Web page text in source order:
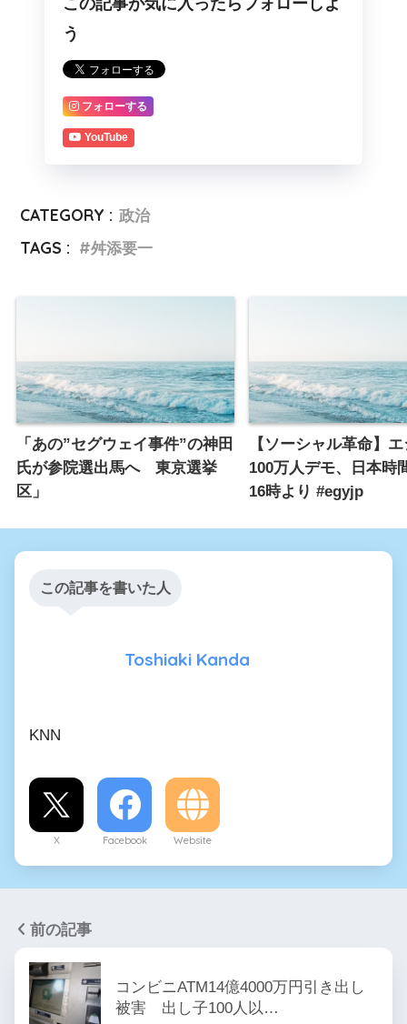
う
フォローする
YouTube
CATEGORY : 政治
TAGS :
舛添要一
「あの”セグウェイ事件”の神田
氏が参院選出馬へ 東京選挙
区」
【ソーシャル革命】
100万人デモ、日本時
16時より #egyjp
この記事を書いた人
Toshiaki Kanda
KNN
X Facebook Website
前の記事
コンビニATM14億4000万円引き出し
被害 出し子100人以…